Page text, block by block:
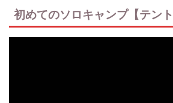
初めてのソロキャンプ【テント